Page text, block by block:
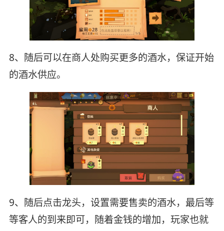
8、随后可以在商人处购买更多的酒水，保证开始
的酒水供应。
9、随后点击龙头，设置需要售卖的酒水，最后等
等客人的到来即可，随着金钱的增加，玩家也就